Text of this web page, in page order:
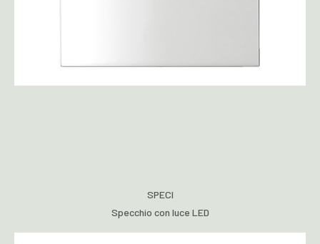
SPECI
Specchio con luce LED